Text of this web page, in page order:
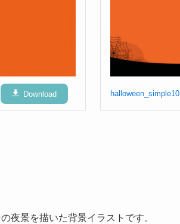
Download halloween_simple10
夜景を描いた背景イラストです。